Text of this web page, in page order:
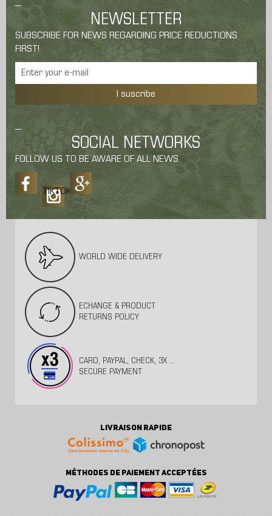
NEWSLETTER
SUBSCRIBE FOR NEWS REGARDING PRICE REDUCTIONS
FIRST!
I suscribe
SOCIAL NETWORKS
FOLLOW US TO BE AWARE OF ALL NEWS.
TIKTOK
WORLD WIDE DELIVERY
ECHANGE & PRODUCT
RETURNS POLICY
CARD, PAYPAL, CHECK, 3X ...
SECURE PAYMENT
LIVRAISON RAPIDE
MÉTHODES DE PAIEMENT ACCEPTÉES